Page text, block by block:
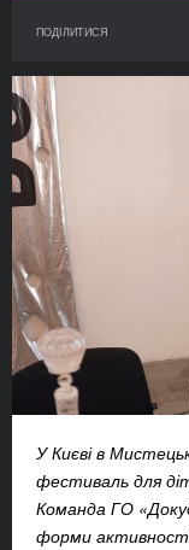
ПОДІЛИТИСЯ
У Києві в
фестиваль для
Команда ГО
форми активності: